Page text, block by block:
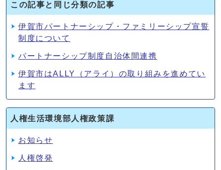
この記事と同じ分類の記事
伊賀市パートナーシップ・ファミリーシップ宣誓
制度について
パートナーシップ制度自治体間連携
伊賀市はALLY（アライ）の取り組みを進めてい
ます
人権生活環境部人権政策課
お知らせ
人権啓発